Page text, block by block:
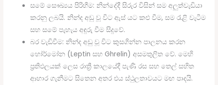
සමේ සෞඛ්‍යය පිරිහීම: නින්දේදී සිරුර විසින් සම අලුත්වැඩියා
කරනු ලබයි. නින්ද අඩු වූ විට ඇස් යට කළු වීම, සම රැළි වැටීම
සහ සමේ පැහැය අඳුරු වීම සිදුවේ.
බර වැඩිවීම: නින්ද අඩු වූ විට කුසගින්න පාලනය කරන
හෝර්මෝන (Leptin සහ Ghrelin) අසමතුලිත වේ. මෙහි
ප්‍රතිඵලයක් ලෙස රාත්‍රී කාලයේදී පැණි රස සහ තෙල් සහිත
ආහාර ගැනීමට සිතෙන අතර එය ස්ථුලතාවයට මඟ පාදයි.